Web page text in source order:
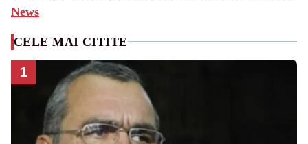
News
CELE MAI CITITE
1